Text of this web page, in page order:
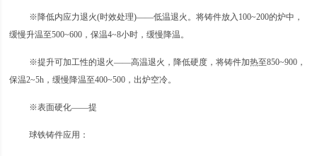
※降低内应力退火(时效处理)——低温退火。将铸件放入100~200的炉中，
缓慢升温至500~600，保温4~8小时，缓慢降温。
※提升可加工性的退火——高温退火，降低硬度，将铸件加热至850~900，
保温2~5h，缓慢降温至400~500，出炉空冷。
※表面硬化——提
球铁铸件应用：